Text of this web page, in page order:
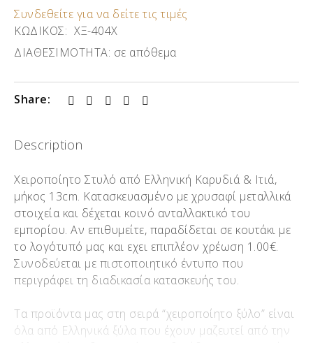
Συνδεθείτε για να δείτε τις τιμές
ΚΩΔΙΚΟΣ: ΧΞ-404Χ
ΔΙΑΘΕΣΙΜΟΤΗΤΑ: σε απόθεμα
Share:
Description
Χειροποίητο Στυλό από Ελληνική Καρυδιά & Ιτιά,
μήκος 13cm. Kατασκευασμένο με χρυσαφί μεταλλικά
στοιχεία και δέχεται κοινό ανταλλακτικό του
εμπορίου. Αν επιθυμείτε, παραδίδεται σε κουτάκι με
το λογότυπό μας και εχει επιπλέον χρέωση 1.00€.
Συνοδεύεται με πιστοποιητικό έντυπο που
περιγράφει τη διαδικασία κατασκευής του.
Τα προϊόντα μας στη σειρά “χειροποίητο ξύλο” είναι
όλα από Ελληνικά ξύλα που έχουν μαζευτεί από την